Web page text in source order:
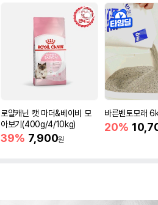
로얄캐닌 캣 마더&베이비 모
아보기(400g/4/10kg)
39% 7,900원
바른벤토모래
20%